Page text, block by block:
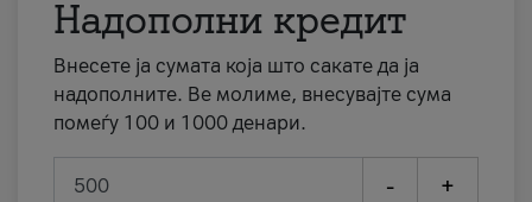
Надополни кредит
Внесете ја сумата која што сакате да ја
надополните. Ве молиме, внесувајте сума
помеѓу 100 и 1000 денари.
- +